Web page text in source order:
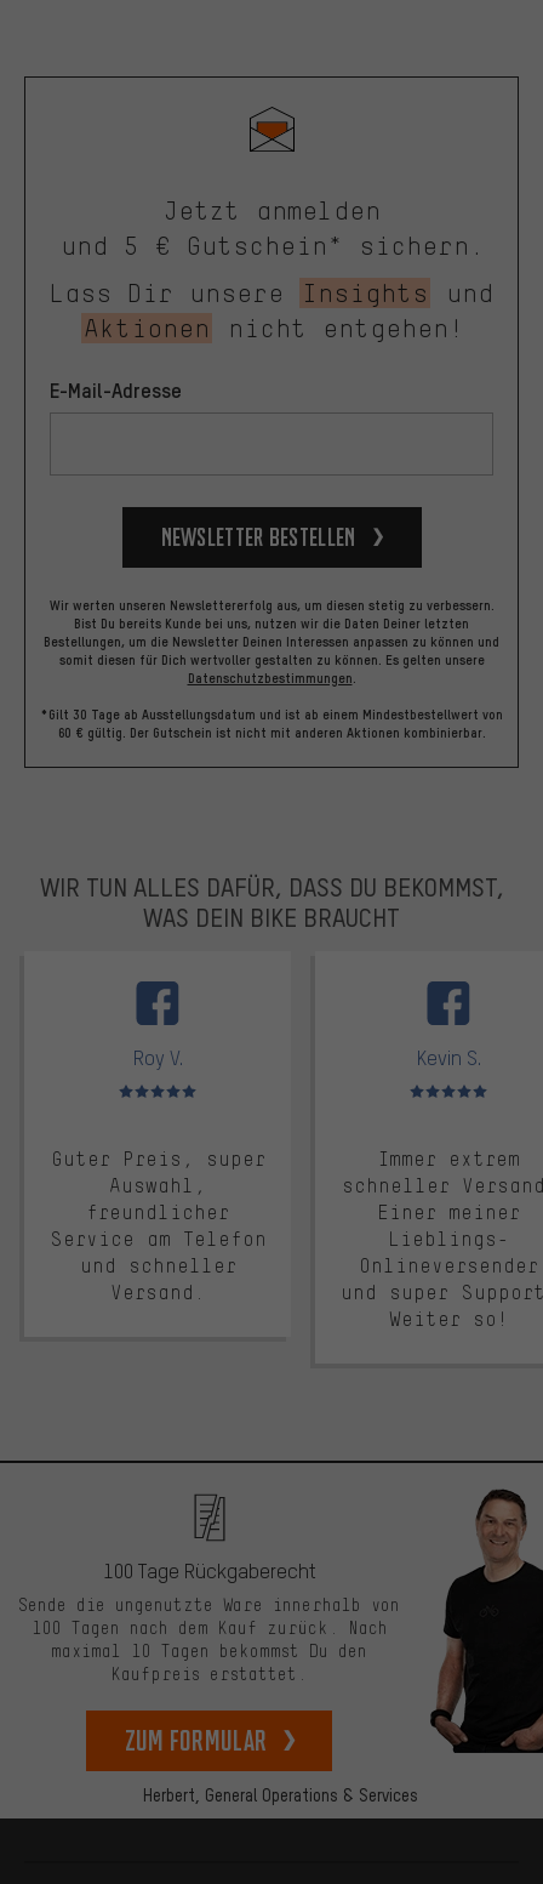
Jetzt anmelden
und 5 € Gutschein* sichern.
Lass Dir unsere
Insights
und
Aktionen
nicht entgehen!
E-Mail-Adresse
Newsletter bestellen
Wir werten unseren Newslettererfolg aus, um diesen stetig zu verbessern.
Bist Du bereits Kunde bei uns, nutzen wir die Daten Deiner letzten
Bestellungen, um die Newsletter Deinen Interessen anpassen zu können und
somit diesen für Dich wertvoller gestalten zu können. Es gelten unsere
Datenschutzbestimmungen.
*Gilt 30 Tage ab Ausstellungsdatum und ist ab einem Mindestbestellwert von
60 € gültig. Der Gutschein ist nicht mit anderen Aktionen kombinierbar.
WIR TUN ALLES DAFÜR, DASS DU BEKOMMST,
WAS DEIN BIKE BRAUCHT
Roy V.
Bewertungen: 5 von 5
Guter Preis, super
Auswahl,
freundlicher
Service am Telefon
und schneller
Versand.
Kevin S.
Bewertungen: 5 von 5
Immer extrem
schneller
Einer meiner
Lieblings-
Onlineversender
und super
Weiter so!
Herbert, General Operations & Services
100 Tage Rückgaberecht
Sende die ungenutzte Ware innerhalb von
100 Tagen nach dem Kauf zurück. Nach
maximal 10 Tagen bekommst Du den
Kaufpreis erstattet.
zum Formular